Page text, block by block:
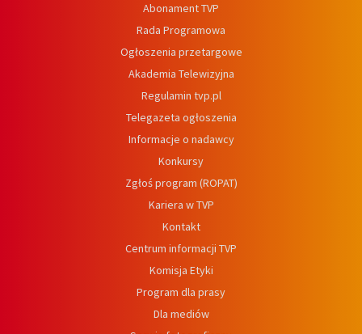
Abonament TVP
Rada Programowa
Ogłoszenia przetargowe
Akademia Telewizyjna
Regulamin tvp.pl
Telegazeta ogłoszenia
Informacje o nadawcy
Konkursy
Zgłoś program (ROPAT)
Kariera w TVP
Kontakt
Centrum informacji TVP
Komisja Etyki
Program dla prasy
Dla mediów